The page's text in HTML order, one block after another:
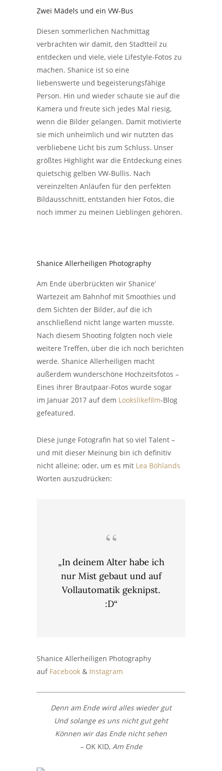
Zwei Mädels und ein VW-Bus
Diesen sommerlichen Nachmittag
verbrachten wir damit, den Stadtteil zu
entdecken und viele, viele Lifestyle-Fotos zu
machen. Shanice ist so eine
liebenswerte und begeisterungsfähige
Person. Hin und wieder schaute sie auf die
Kamera und freute sich jedes Mal riesig,
wenn die Bilder gelangen. Damit motivierte
sie mich unheimlich und wir nutzten das
verbliebene Licht bis zum Schluss. Unser
größtes Highlight war die Entdeckung eines
quietschig gelben VW-Bullis. Nach
vereinzelten Anläufen für den perfekten
Bildausschnitt, entstanden hier Fotos, die
noch immer zu meinen Lieblingen gehören.
Shanice Allerheiligen Photography
Am Ende überbrückten wir Shanice‘
Wartezeit am Bahnhof mit Smoothies und
dem Sichten der Bilder, auf die ich
anschließend nicht lange warten musste.
Nach diesem Shooting folgten noch viele
weitere Treffen, über die ich noch berichten
werde. Shanice Allerheiligen macht
außerdem wunderschöne Hochzeitsfotos –
Eines ihrer Brautpaar-Fotos wurde sogar
im Januar 2017 auf dem Lookslikefilm-Blog
gefeatured.
Diese junge Fotografin hat so viel Talent –
und mit dieser Meinung bin ich definitiv
nicht alleine; oder, um es mit Lea Böhlands
Worten auszudrücken:
„In deinem Alter habe ich
nur Mist gebaut und auf
Vollautomatik geknipst.
:D“
Shanice Allerheiligen Photography
auf Facebook & Instagram
Denn am Ende wird alles wieder gut
Und solange es uns nicht gut geht
Können wir das Ende nicht sehen
– OK KID, Am Ende